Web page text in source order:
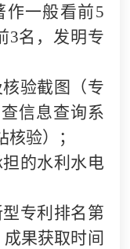
作一般看前5
3名，发明专
验截图（专
信息查询系
验）；
的水利水电
专利排名第
果获取时间